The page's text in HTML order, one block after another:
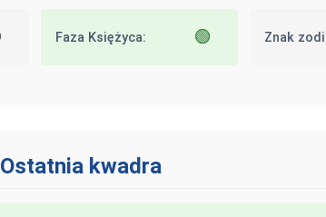
Faza Księżyca: 🟢 Znak
kwadra